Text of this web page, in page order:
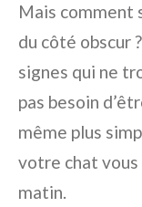
Mais comment
du côté obscur
signes qui ne
pas besoin
même plus
votre chat vous
matin.